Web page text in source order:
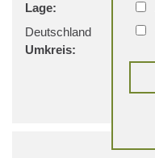
Lage:
Deutschland
Umkreis: